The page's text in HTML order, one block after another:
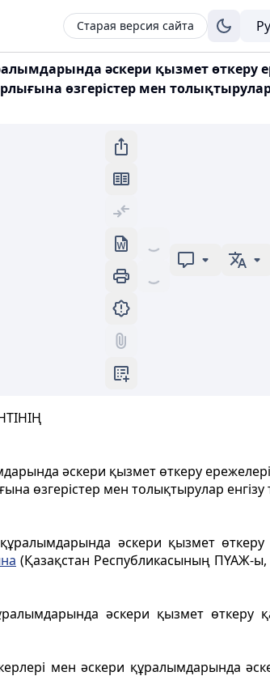
Старая версия сайта
әскери қызмет өткеру
өзгерістер мен толықтырулар
әскери қызмет өткеру
өзгерістер мен толықтырулар енгізу
әскери қызмет өткеру
(Қазақстан Республикасының ПҮАЖ-
әскери қызмет өткеру
мен әскери құралымдарында